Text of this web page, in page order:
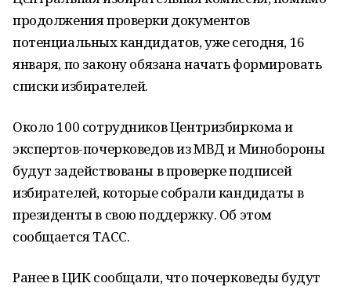
продолжения проверки документов
потенциальных кандидатов, уже сегодня, 16
января, по закону обязана начать формировать
списки избирателей.
Около 100 сотрудников Центризбиркома и
экспертов-почерковедов из МВД и Минобороны
будут задействованы в проверке подписей
избирателей, которые собрали кандидаты в
президенты в свою поддержку. Об этом
сообщается ТАСС.
Ранее в ЦИК сообщали, что почерковеды будут